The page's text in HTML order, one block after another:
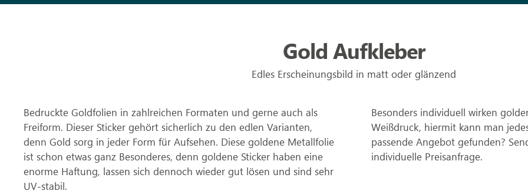
Gold Aufkleber
Edles Erscheinungsbild in matt oder glänzend
Bedruckte Goldfolien in zahlreichen Formaten und gerne auch als
Freiform. Dieser Sticker gehört sicherlich zu den edlen Varianten,
denn Gold sorg in jeder Form für Aufsehen. Diese goldene Metallfolie
ist schon etwas ganz Besonderes, denn goldene Sticker haben eine
enorme Haftung, lassen sich dennoch wieder gut lösen und sind sehr
UV-stabil.
Besonders individuell wirken
Weißdruck, hiermit kann man
passende Angebot gefunden?
individuelle Preisanfrage.